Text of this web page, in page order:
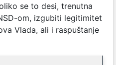
se to desi, trenutna
om, izgubiti legitimitet
Vlada, ali i raspuštanje